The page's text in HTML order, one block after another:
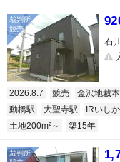
石
2026.8.7 競売 金沢地裁
動橋駅
大聖寺駅 IRいし
土地200m²～
築15年